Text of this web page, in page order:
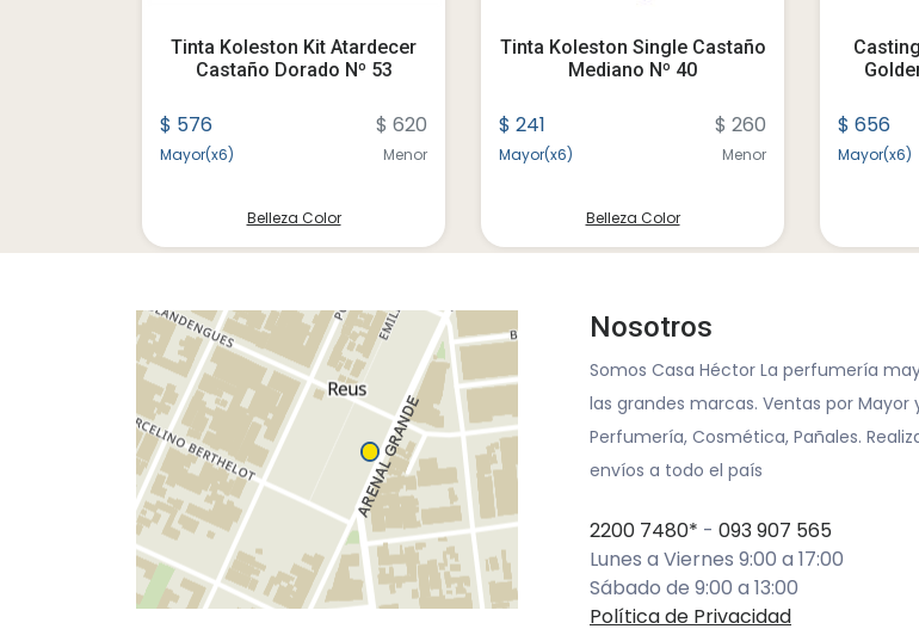
Tinta Koleston Kit Atardecer
Castaño Dorado Nº 53
$ 576
Mayor(x6)
$ 620
Menor
Belleza Color
Tinta Koleston Single Castaño
Mediano Nº 40
$ 241
Mayor(x6)
$ 260
Menor
Belleza Color
$ 656
Mayor(x6)
Nosotros
Somos Casa Héctor La perfumería
las grandes marcas. Ventas por Mayor
Perfumería, Cosmética, Pañales.
envíos a todo el país
2200 7480* - 093 907 565
Lunes a Viernes 9:00 a 17:00
Sábado de 9:00 a 13:00
Política de Privacidad